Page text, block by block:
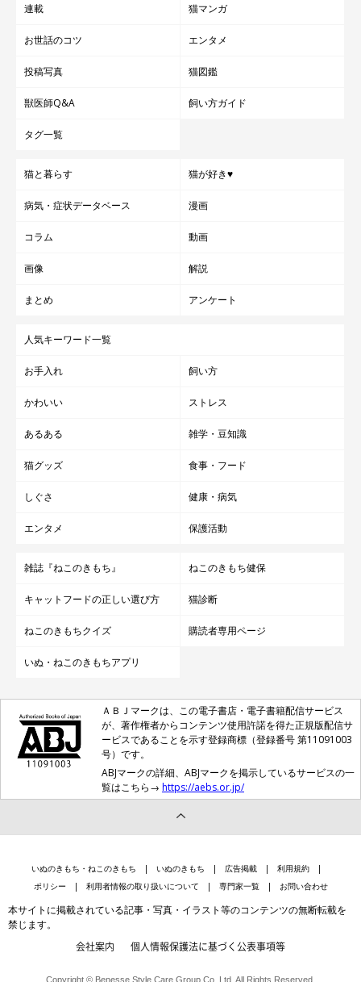
連載 猫マンガ
お世話のコツ エンタメ
投稿写真 猫図鑑
獣医師Q&A 飼い方ガイド
タグ一覧
猫と暮らす 猫が好き♥
病気・症状データベース 漫画
コラム 動画
画像 解説
まとめ アンケート
人気キーワード一覧
お手入れ 飼い方
かわいい ストレス
あるある 雑学・豆知識
猫グッズ 食事・フード
しぐさ 健康・病気
エンタメ 保護活動
雑誌『ねこのきもち』 ねこのきもち健保
キャットフードの正しい選び方 猫診断
ねこのきもちクイズ 購読者専用ページ
いぬ・ねこのきもちアプリ
ＡＢＪマークは、この電子書店・電子書籍配信サービス
が、著作権者からコンテンツ使用許諾を得た正規版配信サ
ービスであることを示す登録商標（登録番号 第11091003
号）です。
ABJマークの詳細、ABJマークを掲示しているサービスの一
覧はこちら→ https://aebs.or.jp/
いぬのきもち・ねこのきもち いぬのきもち 広告掲載
利用規約
ポリシー
利用者情報の取り扱いについて 専門家一覧 お問い合わせ
本サイトに掲載されている記事・写真・イラスト等のコンテンツの無断転載を
禁じます。
会社案内 個人情報保護法に基づく公表事項等
Copyright © Benesse Style Care Group Co.,Ltd. All Rights Reserved.